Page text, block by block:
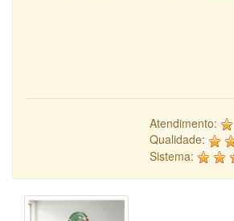
Atendimento:
Qualidade:
Sistema: